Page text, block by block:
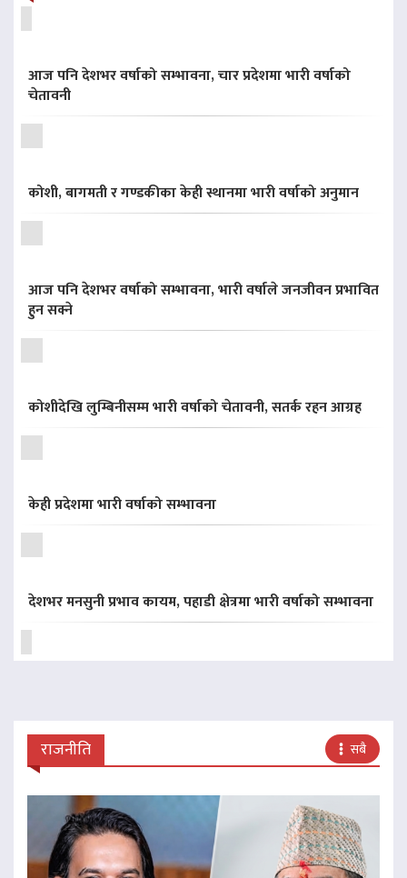
आज पनि देशभर वर्षाको सम्भावना, चार प्रदेशमा भारी वर्षाको
चेतावनी
कोशी, बागमती र गण्डकीका केही स्थानमा भारी वर्षाको अनुमान
आज पनि देशभर वर्षाको सम्भावना, भारी वर्षाले जनजीवन प्रभावित
हुन सक्ने
कोशीदेखि लुम्बिनीसम्म भारी वर्षाको चेतावनी, सतर्क रहन आग्रह
केही प्रदेशमा भारी वर्षाको सम्भावना
देशभर मनसुनी प्रभाव कायम, पहाडी क्षेत्रमा भारी वर्षाको सम्भावना
राजनीति सबै